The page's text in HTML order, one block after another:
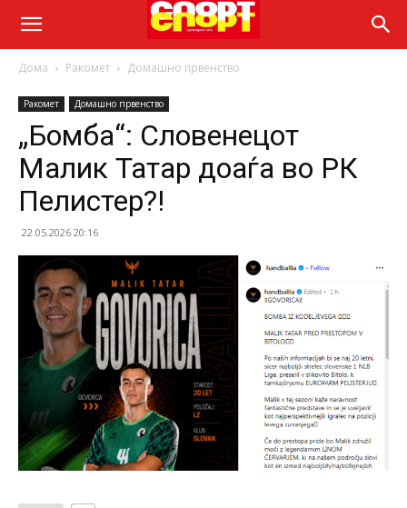
Дома Ракомет Домашно првенство
Ракомет Домашно првенство
„Бомба“: Словенецот
Малик Татар доаѓа во РК
Пелистер?!
22.05.2026 20:16